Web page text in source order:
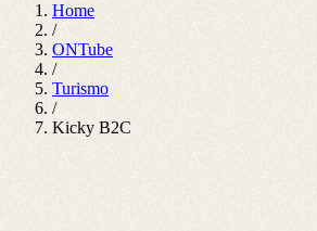
Home
/
ONTube
/
Turismo
/
Kicky B2C